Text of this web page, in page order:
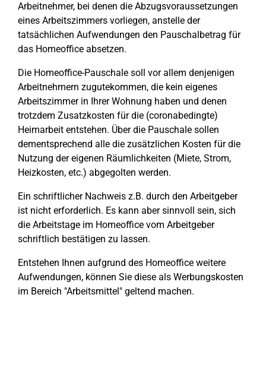
Arbeitnehmer, bei denen die Abzugsvoraussetzungen
eines Arbeitszimmers vorliegen, anstelle der
tatsächlichen Aufwendungen den Pauschalbetrag für
das Homeoffice absetzen.
Die Homeoffice-Pauschale soll vor allem denjenigen
Arbeitnehmern zugutekommen, die kein eigenes
Arbeitszimmer in Ihrer Wohnung haben und denen
trotzdem Zusatzkosten für die (coronabedingte)
Heimarbeit entstehen. Über die Pauschale sollen
dementsprechend alle die zusätzlichen Kosten für die
Nutzung der eigenen Räumlichkeiten (Miete, Strom,
Heizkosten, etc.) abgegolten werden.
Ein schriftlicher Nachweis z.B. durch den Arbeitgeber
ist nicht erforderlich. Es kann aber sinnvoll sein, sich
die Arbeitstage im Homeoffice vom Arbeitgeber
schriftlich bestätigen zu lassen.
Entstehen Ihnen aufgrund des Homeoffice weitere
Aufwendungen, können Sie diese als Werbungskosten
im Bereich "Arbeitsmittel" geltend machen.